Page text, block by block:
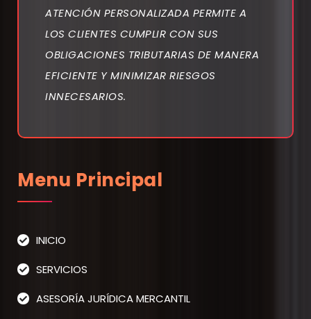
ATENCIÓN PERSONALIZADA PERMITE A
LOS CLIENTES CUMPLIR CON SUS
OBLIGACIONES TRIBUTARIAS DE MANERA
EFICIENTE Y MINIMIZAR RIESGOS
INNECESARIOS.
Menu Principal
INICIO
SERVICIOS
ASESORÍA JURÍDICA MERCANTIL